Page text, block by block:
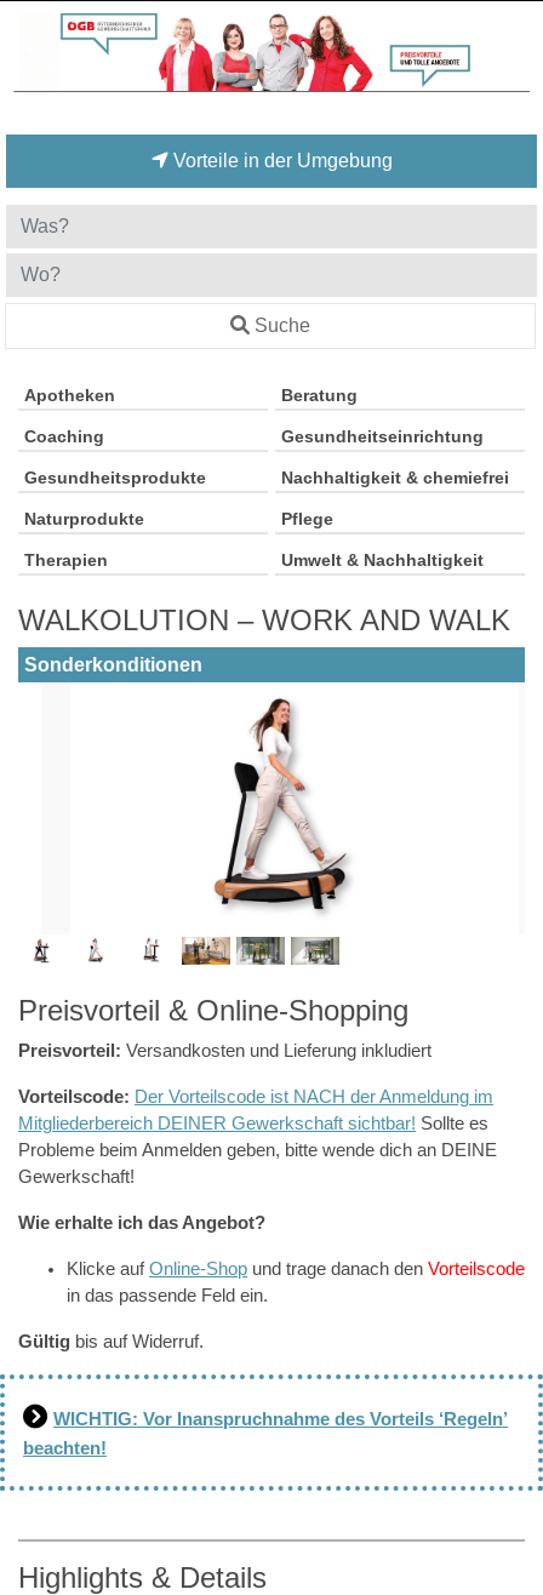
Vorteile in der Umgebung
Suche
Apotheken Beratung
Coaching Gesundheitseinrichtung
Gesundheitsprodukte Nachhaltigkeit & chemiefrei
Naturprodukte Pflege
Therapien Umwelt & Nachhaltigkeit
WALKOLUTION – WORK AND WALK
Sonderkonditionen
Preisvorteil & Online-Shopping
Preisvorteil: Versandkosten und Lieferung inkludiert
Vorteilscode: Der Vorteilscode ist NACH der Anmeldung im
Mitgliederbereich DEINER Gewerkschaft sichtbar! Sollte es
Probleme beim Anmelden geben, bitte wende dich an DEINE
Gewerkschaft!
Wie erhalte ich das Angebot?
Klicke aufOnline-Shop und trage danach den Vorteilscode
in das passende Feld ein.
Gültig bis auf Widerruf.
WICHTIG: Vor Inanspruchnahme des Vorteils ‘Regeln’
beachten!
Highlights & Details